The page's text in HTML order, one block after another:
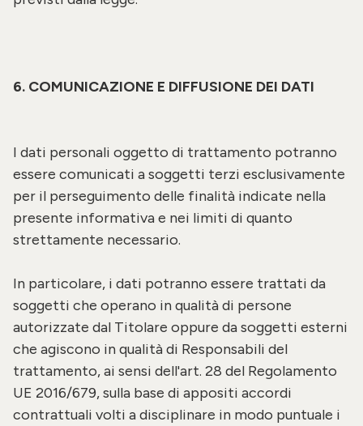
6. COMUNICAZIONE E DIFFUSIONE DEI DATI
I dati personali oggetto di trattamento potranno
essere comunicati a soggetti terzi esclusivamente
per il perseguimento delle finalità indicate nella
presente informativa e nei limiti di quanto
strettamente necessario.
In particolare, i dati potranno essere trattati da
soggetti che operano in qualità di persone
autorizzate dal Titolare oppure da soggetti esterni
che agiscono in qualità di Responsabili del
trattamento, ai sensi dell'art. 28 del Regolamento
UE 2016/679, sulla base di appositi accordi
contrattuali volti a disciplinare in modo puntuale i